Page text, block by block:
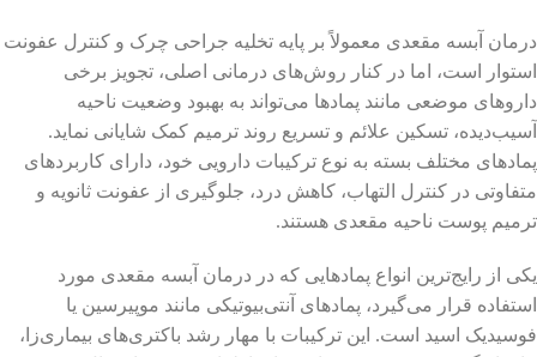
درمان آبسه مقعدی معمولاً بر پایه تخلیه جراحی چرک و کنترل عفونت
استوار است، اما در کنار روش‌های درمانی اصلی، تجویز برخی
داروهای موضعی مانند پمادها می‌تواند به بهبود وضعیت ناحیه
آسیب‌دیده، تسکین علائم و تسریع روند ترمیم کمک شایانی نماید.
پمادهای مختلف بسته به نوع ترکیبات دارویی خود، دارای کاربردهای
متفاوتی در کنترل التهاب، کاهش درد، جلوگیری از عفونت ثانویه و
ترمیم پوست ناحیه مقعدی هستند.
یکی از رایج‌ترین انواع پمادهایی که در درمان آبسه مقعدی مورد
استفاده قرار می‌گیرد، پمادهای آنتی‌بیوتیکی مانند موپیرسین یا
فوسیدیک اسید است. این ترکیبات با مهار رشد باکتری‌های بیماری‌زا،